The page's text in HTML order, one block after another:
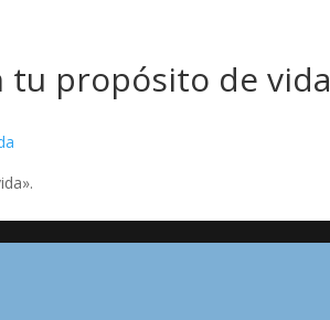
tu propósito de vida